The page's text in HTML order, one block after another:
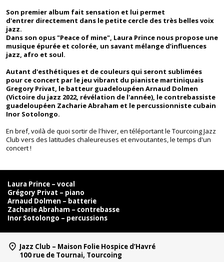
Son premier album fait sensation et lui permet
d'entrer directement dans le petite cercle des très belles voix
jazz.
Dans son opus "Peace of mine", Laura Prince nous propose une
musique épurée et colorée, un savant mélange d’influences
jazz, afro et soul.
Autant d'esthétiques et de couleurs qui seront sublimées
pour ce concert par le jeu vibrant du pianiste martiniquais
Gregory Privat, le batteur guadeloupéen Arnaud Dolmen
(Victoire du jazz 2022, révélation de l'année), le contrebassiste
guadeloupéen Zacharie Abraham et le percussionniste cubain
Inor Sotolongo.
En bref, voilà de quoi sortir de l'hiver, en téléportant le Tourcoing Jazz
Club vers des latitudes chaleureuses et envoutantes, le temps d'un
concert !
Laura Prince – vocal
Grégory Privat – piano
Arnaud Dolmen – batterie
Zacharie Abraham – contrebasse
Inor Sotolongo – percussions
Jazz Club – Maison Folie Hospice d’Havré
100 rue de Tournai, Tourcoing